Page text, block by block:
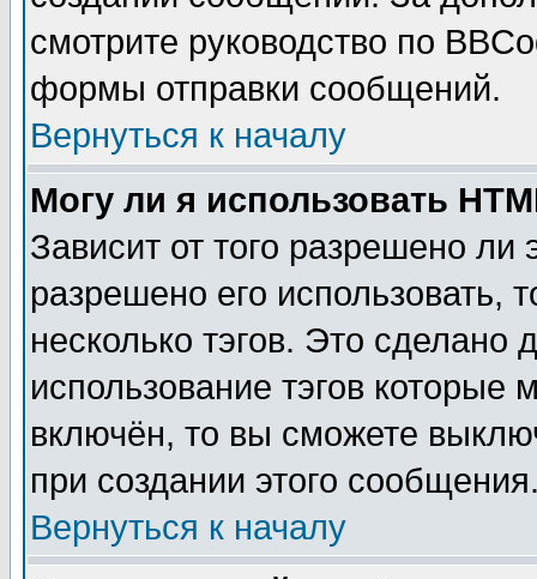
смотрите руководство по
формы отправки сообщений.
Вернуться к началу
Могу ли я использовать
Зависит от того разрешено
разрешено его использовать,
несколько тэгов. Это сделано
использование тэгов
включён, то вы сможете
при создании этого
Вернуться к началу